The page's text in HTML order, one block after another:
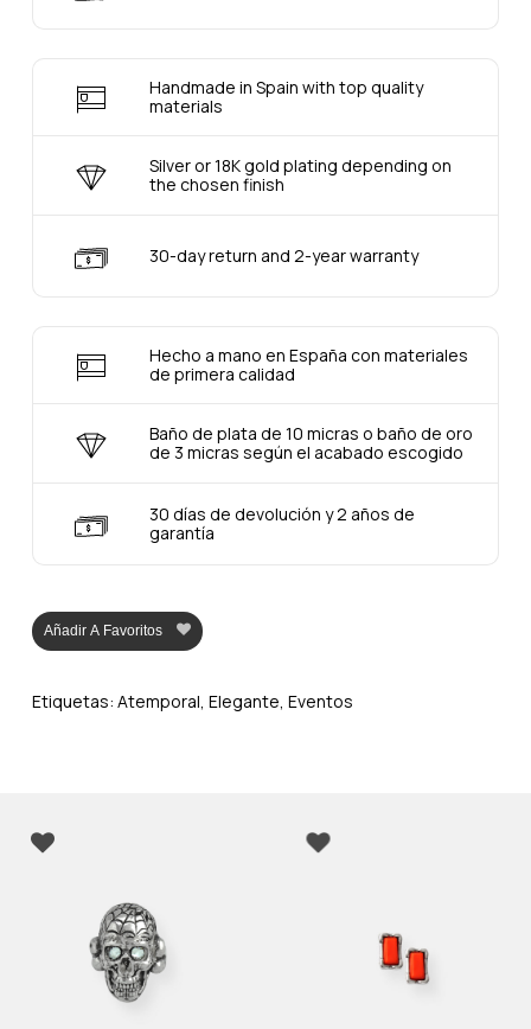
Handmade in Spain with top quality
materials
Silver or 18K gold plating depending on
the chosen finish
30-day return and 2-year warranty
Hecho a mano en España con materiales
de primera calidad
Baño de plata de 10 micras o baño de oro
de 3 micras según el acabado escogido
30 días de devolución y 2 años de
garantía
Añadir A Favoritos
Etiquetas: Atemporal Elegante Eventos